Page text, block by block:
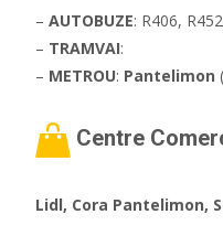
– AUTOBUZE: R406,
– TRAMVAI:
– METROU: Pantelimon
Centre
Lidl, Cora Pantelimon,